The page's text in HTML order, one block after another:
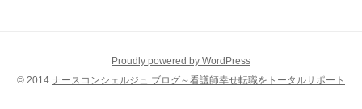
Proudly powered by WordPress
© 2014 ナースコンシェルジュ ブログ～看護師幸せ転職をトータルサポート